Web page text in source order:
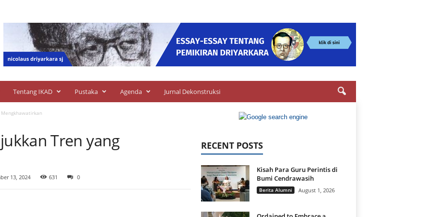
Tentang IKAD Pustaka Agenda Jurnal Dekonstruksi
Tren yang
13, 2024 631 0
RECENT POSTS
Kisah Para Guru Perintis di
Bumi Cendrawasih
Berita Alumni August 1, 2026